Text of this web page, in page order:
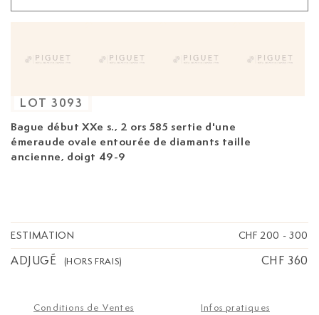
Bague début XXe s.,
émeraude ovale entourée de diamants taille
ancienne, doigt 49-9
LOT 3093
ESTIMATION CHF 200 - 300
ADJUGÉ (HORS FRAIS) CHF 360
Conditions de Ventes
Infos pratiques